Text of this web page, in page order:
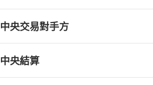
中央交易對手方
中央結算